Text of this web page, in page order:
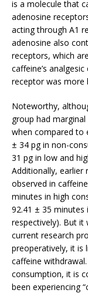
is a molecule that
adenosine
acting through A1
adenosine also
receptors, which
caffeine’s
receptor was more
Noteworthy,
group had
when compared to
± 34 pg in non-
31 pg in low and
Additionally, earlier
observed in
minutes in high
92.41 ± 35
respectively). But it
current research
preoperatively, it is
caffeine
consumption, it is
been experiencing